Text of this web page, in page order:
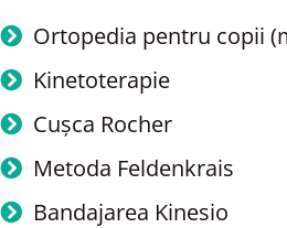
Ortopedia pentru copii
Kinetoterapie
Cușca Rocher
Metoda Feldenkrais
Bandajarea Kinesio